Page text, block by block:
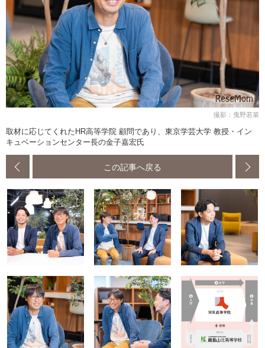
撮影：曳野若菜
取材に応じてくれたHR高等学院 顧問であり、東京学芸大学 教授・イン
キュベーションセンター長の金子嘉宏氏
この記事へ戻る